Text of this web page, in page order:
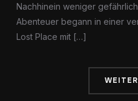
Nachhinein weniger
Abenteuer begann in einer
Lost Place mit […]